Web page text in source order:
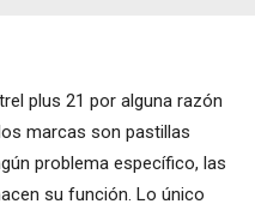
plus 21 por alguna razón
marcas son pastillas
problema específico, las
su función. Lo único